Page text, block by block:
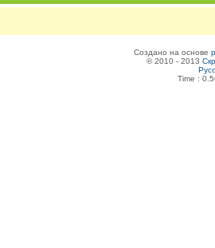
Создано на основе
© 2010 - 2013
Time :